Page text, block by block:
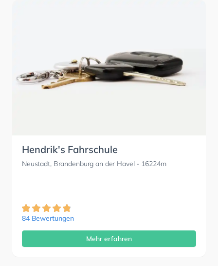
Hendrik's Fahrschule
Neustadt, Brandenburg an der Havel- 16224m
84 Bewertungen
Mehr erfahren